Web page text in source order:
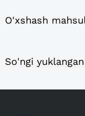
O'xshash
So'ngi